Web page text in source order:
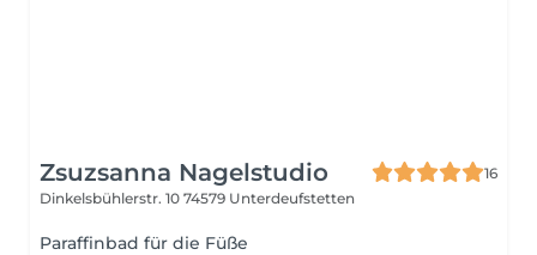
Zsuzsanna Nagelstudio
16
Dinkelsbühlerstr. 10 74579 Unterdeufstetten
Paraffinbad für die Füße